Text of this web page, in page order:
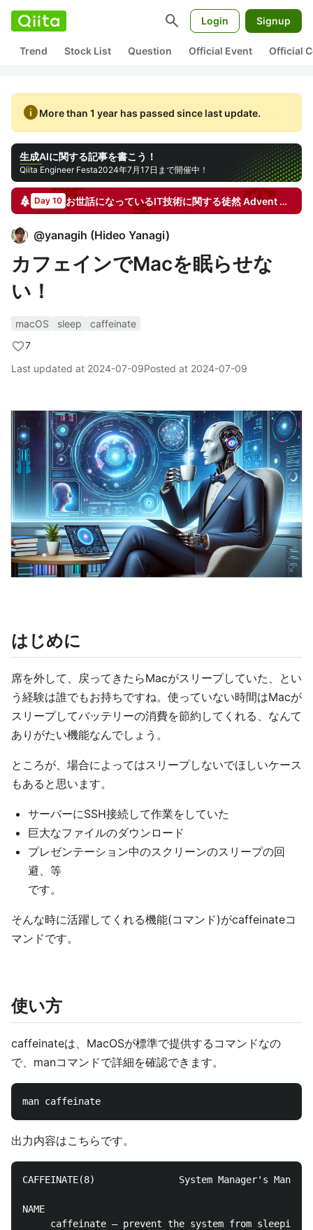
search Login Signup
Trend Stock List Question Official Event Official
infoMore than 1 year has passed since last update.
生成AIに関する記事を書こう！
Qiita Engineer Festa2024年7月17日まで開催中！
Day 10 お世話になっているIT技術に関する徒然Advent Calendar
@yanagih (Hideo Yanagi)
カフェインでMacを眠らせな
い！
macOS sleep
caffeinate
7
Last updated at 2024-07-09Posted at 2024-07-09
はじめに
席を外して、戻ってきたらMacがスリープしていた、とい
う経験は誰でもお持ちですね。使っていない時間はMacが
スリープしてバッテリーの消費を節約してくれる、なんて
ありがたい機能なんでしょう。
ところが、場合によってはスリープしないでほしいケース
もあると思います。
サーバーにSSH接続して作業をしていた
巨大なファイルのダウンロード
プレゼンテーション中のスクリーンのスリープの回
避、等
です。
そんな時に活躍してくれる機能(コマンド)がcaffeinateコ
マンドです。
使い方
caffeinateは、MacOSが標準で提供するコマンドなの
で、manコマンドで詳細を確認できます。
出力内容はこちらです。
CAFFEINATE(8)               System Manager's
NAME
caffeinate – prevent the system from sleeping